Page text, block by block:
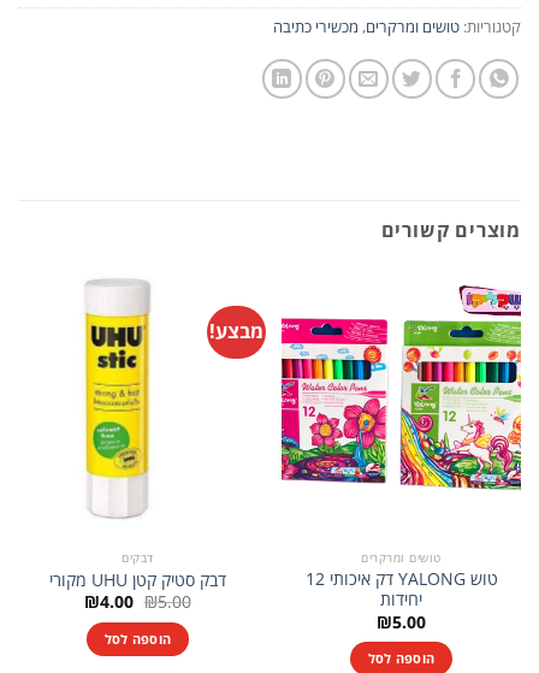
קטגוריות: טושים ומרקרים, מכשירי כתיבה
מוצרים קשורים
טושים ומרקרים
טוש YALONG דק איכותי 12
יחידות
₪5.00
הוספה לסל
מבצע!
דבקים
דבק סטיק קטן UHU מקורי
₪5.00 המחיר
היה:
₪5.00.
₪4.00 המחיר
הוספה לסל